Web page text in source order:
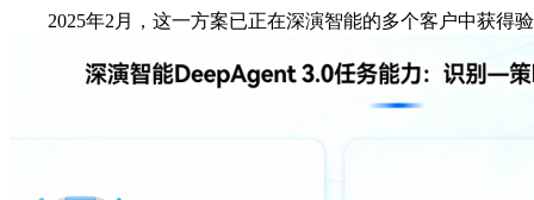
2025年2月，这一方案已正在深演智能的多个客户中获得